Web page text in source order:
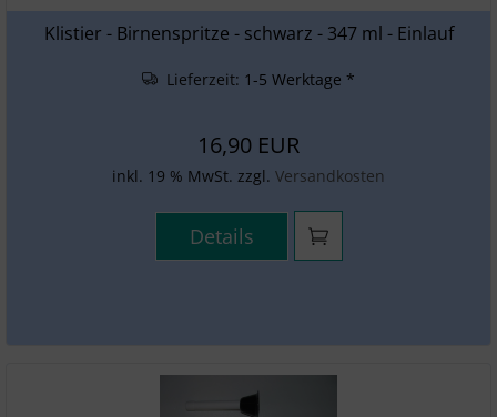
Klistier - Birnenspritze - schwarz - 347 ml - Einlauf
Lieferzeit: 1-5 Werktage *
16,90 EUR
inkl. 19 % MwSt. zzgl. Versandkosten
Details